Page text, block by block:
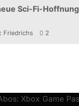
Sci-Fi-Hoffnung
Friedrichs 2